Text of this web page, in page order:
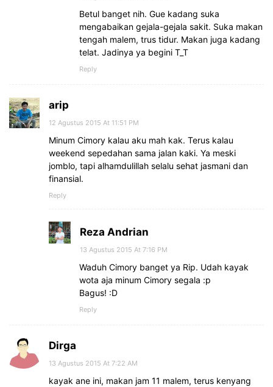
Betul banget nih. Gue kadang suka
mengabaikan gejala-gejala sakit. Suka makan
tengah malem, trus tidur. Makan juga kadang
telat. Jadinya ya begini T_T
Reply
arip
12 Agustus 2015 At 11:51 PM
Minum Cimory kalau aku mah kak. Terus kalau
weekend sepedahan sama jalan kaki. Ya meski
jomblo, tapi alhamdulillah selalu sehat jasmani dan
finansial.
Reply
Reza Andrian
13 Agustus 2015 At 7:16 PM
Waduh Cimory banget ya Rip. Udah kayak
wota aja minum Cimory segala :p
Bagus! :D
Reply
Dirga
13 Agustus 2015 At 7:22 AM
kayak ane ini, makan jam 11 malem, terus kenyang